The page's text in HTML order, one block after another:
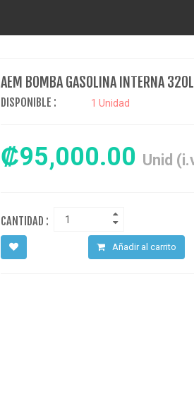
AEM BOMBA GASOLINA INTERNA
DISPONIBLE : 1 Unidad
₡95,000.00 Unid
CANTIDAD :
Añadir al carrito